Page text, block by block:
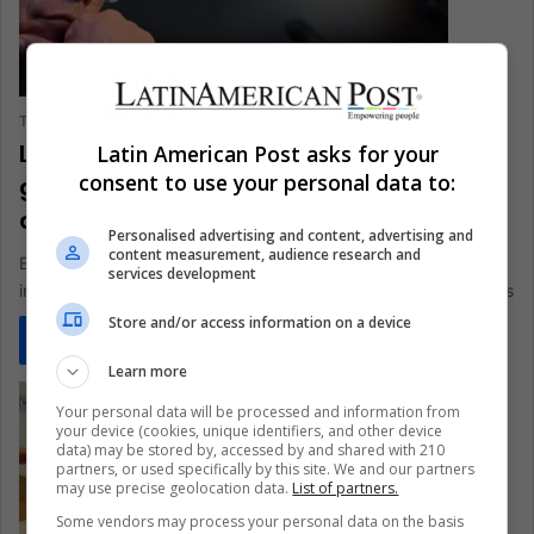
The Latin American Post Staff October 17, 2023 0 373
La postura de Petro frente a Israel y la
guerra en Gaza abre una crisis
diplomática
Especialistas analizan la postura de Petro frente a Israel e
intentan prever las posibles consecuencias de sus afirmaciones
Read More »
Latin American Post asks for your
consent to use your personal data to:
Personalised advertising and content, advertising and
content measurement, audience research and
services development
Store and/or access information on a device
Learn more
Your personal data will be processed and information from
your device (cookies, unique identifiers, and other device
data) may be stored by, accessed by and shared with 210
partners, or used specifically by this site. We and our partners
may use precise geolocation data. List of partners.
Some vendors may process your personal data on the basis